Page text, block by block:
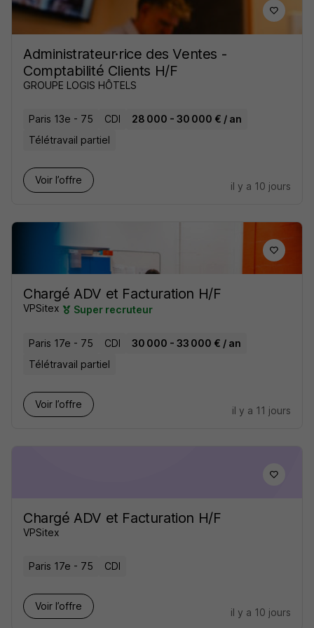
Administrateur·rice des Ventes -
Comptabilité Clients H/F
GROUPE LOGIS HÔTELS
Paris 13e - 75 CDI
28 000 - 30 000 € / an
Télétravail partiel
Voir l’offre
il y a 10 jours
Chargé ADV et Facturation H/F
VPSitex Super recruteur
Paris 17e - 75 CDI
30 000 - 33 000 € / an
Télétravail partiel
Voir l’offre
il y a 11 jours
Chargé ADV et Facturation H/F
VPSitex
Paris 17e - 75 CDI
Voir l’offre
il y a 10 jours